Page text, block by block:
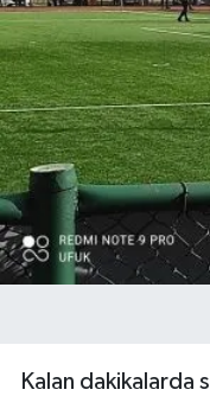
Kalan dakikalarda